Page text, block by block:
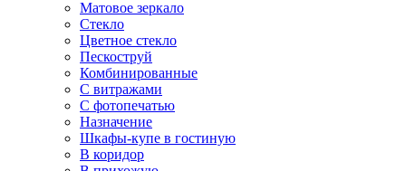
Матовое зеркало
Стекло
Цветное стекло
Пескоструй
Комбинированные
С витражами
С фотопечатью
Назначение
Шкафы-купе в гостиную
В коридор